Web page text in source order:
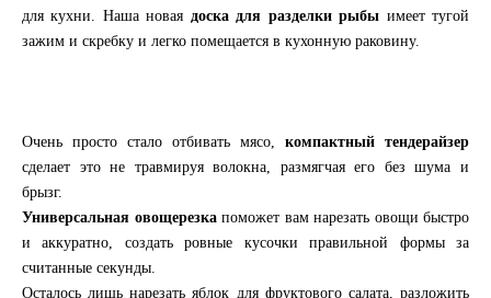
для кухни. Наша новая доска для разделки рыбы имеет тугой
зажим и скребку и легко помещается в кухонную раковину.
Очень просто стало отбивать мясо, компактный тендерайзер
сделает это не травмируя волокна, размягчая его без шума и
брызг.
Универсальная овощерезкапоможет вам нарезать овощи быстро
и аккуратно, создать ровные кусочки правильной формы за
считанные секунды.
Осталось лишь нарезать яблок для фруктового салата, разложить